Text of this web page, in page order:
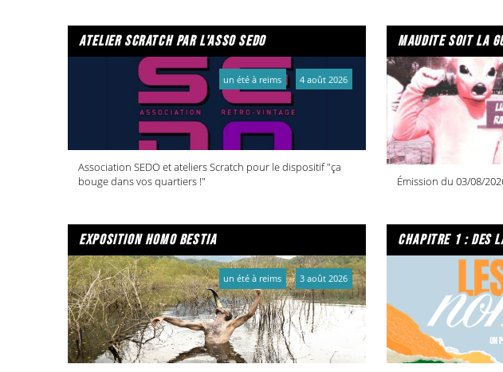
atelier scratch par l'asso sedo
Association SEDO et ateliers Scratch pour le dispositif "ça
bouge dans vos quartiers !"
un été à reims 4 août 2026
maudite soit la
Émission du 03/08/
exposition homo bestia
un été à reims 3 août 2026